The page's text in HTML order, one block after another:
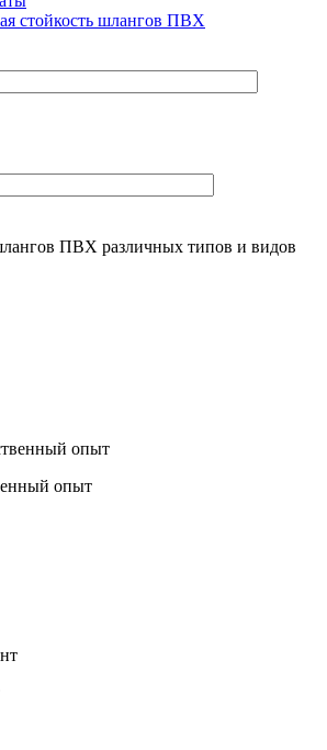
стойкость шлангов ПВХ
ПВХ различных типов и видов
опыт